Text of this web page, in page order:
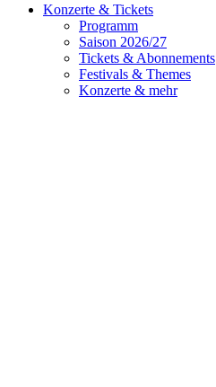
Konzerte & Tickets
Programm
Saison 2026/27
Tickets & Abonnements
Festivals & Themes
Konzerte & mehr